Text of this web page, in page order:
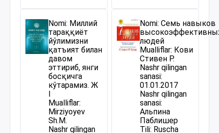
Nomi: Миллий
тараққиёт
йўлимизни
қатъият билан
давом
эттириб, янги
босқичга
кўтарамиз. Ж
Mualliflar:
Mirziyoyev
Sh.M.
Nashr qilingan
Nomi: Семь навыков
людей
Mualliflar: Кови
Стивен Р.
Nashr qilingan
sanasi:
01.01.2017
Nashr qilingan
sanasi:
Альпина
Паблишер
Tili: Ruscha